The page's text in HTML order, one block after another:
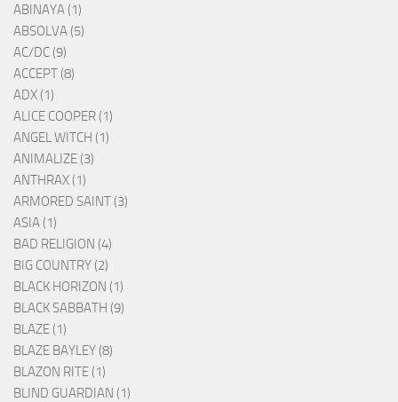
ABINAYA (1)
ABSOLVA (5)
AC/DC (9)
ACCEPT (8)
ADX (1)
ALICE COOPER (1)
ANGEL WITCH (1)
ANIMALIZE (3)
ANTHRAX (1)
ARMORED SAINT (3)
ASIA (1)
BAD RELIGION (4)
BIG COUNTRY (2)
BLACK HORIZON (1)
BLACK SABBATH (9)
BLAZE (1)
BLAZE BAYLEY (8)
BLAZON RITE (1)
BLIND GUARDIAN (1)